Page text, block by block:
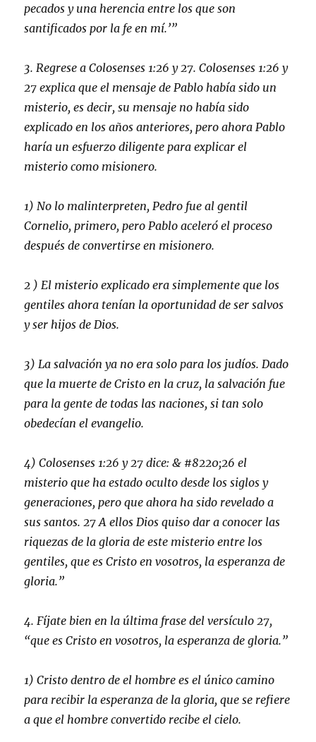
pecados y una herencia entre los que son
santificados por la fe en mí.’”
3. Regrese a Colosenses 1:26 y 27. Colosenses 1:26 y
27 explica que el mensaje de Pablo había sido un
misterio, es decir, su mensaje no había sido
explicado en los años anteriores, pero ahora Pablo
haría un esfuerzo diligente para explicar el
misterio como misionero.
1) No lo malinterpreten, Pedro fue al gentil
Cornelio, primero, pero Pablo aceleró el proceso
después de convertirse en misionero.
2 ) El misterio explicado era simplemente que los
gentiles ahora tenían la oportunidad de ser salvos
y ser hijos de Dios.
3) La salvación ya no era solo para los judíos. Dado
que la muerte de Cristo en la cruz, la salvación fue
para la gente de todas las naciones, si tan solo
obedecían el evangelio.
4) Colosenses 1:26 y 27 dice:& #8220;26 el
misterio que ha estado oculto desde los siglos y
generaciones, pero que ahora ha sido revelado a
sus santos. 27 A ellos Dios quiso dar a conocer las
riquezas de la gloria de este misterio entre los
gentiles, que es Cristo en vosotros, la esperanza de
gloria.”
4. Fíjate bien en la última frase del versículo 27,
“que es Cristo en vosotros, la esperanza de gloria.”
1) Cristo dentro de el hombre es el único camino
para recibir la esperanza de la gloria, que se refiere
a que el hombre convertido recibe el cielo.